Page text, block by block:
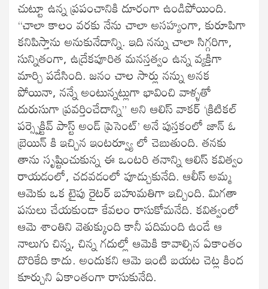
చుట్టూ ఉన్న ప్రపంచానికి దూరంగా ఉండిపోయింది.
“చాలా కాలం వరకు నేను చాలా అసహ్యంగా, కురూపిగా
కనిపిస్తాను అనుకునేదాన్ని. ఇది నన్ను చాలా సిగ్గరిగా,
సున్నితంగా, ఉద్రేకపూరిత మనస్తత్వం ఉన్న వ్యక్తిగా
మార్చి పడేసింది. జనం చాల సార్లు నన్ను అనక
పోయినా, నన్నే అంటున్నట్లుగా భావించి వాళ్ళతో
దురుసుగా ప్రవర్తించేదాన్ని” అని ఆలిస్ వాకర్ ‘క్రిటికల్
పర్స్పెక్టివ్ పాస్ట్ అండ్ ప్రెసెంట్’ అనే పుస్తకంలో జాన్ ఓ
బ్రెయిన్ కి ఇచ్చిన ఇంటర్వ్యూ లో చెబుతుంది. తనకు
తాను సృష్టించుకున్న ఈ ఒంటరి తనాన్ని ఆలిస్ కవిత్వం
రాయడంలో, చదవడంలో పూడ్చుకునేది. ఆలీస్ అమ్మ
ఆమెకు ఒక టైపు రైటర్ బహుమతిగా ఇచ్చింది. మిగతా
పనులు చేయకుండా కేవలం రాసుకోమనేది. కవిత్వంలో
ఆమె శాంతిని వెతుక్కుంది కానీ పదిమంది ఉండే ఆ
నాలుగు చిన్న, చిన్న గదుల్లో ఆమెకి కావాల్సిన ఏకాంతం
దొరికేది కాదు. అందుకని ఆమె ఇంటి బయట చెట్ల కింద
కూర్చుని ఏకాంతంగా రాసుకునేది.